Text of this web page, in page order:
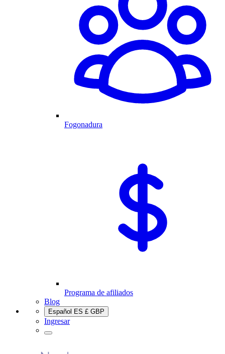
Fogonadura
Programa de afiliados
Blog
Español ES £ GBP
Ingresar